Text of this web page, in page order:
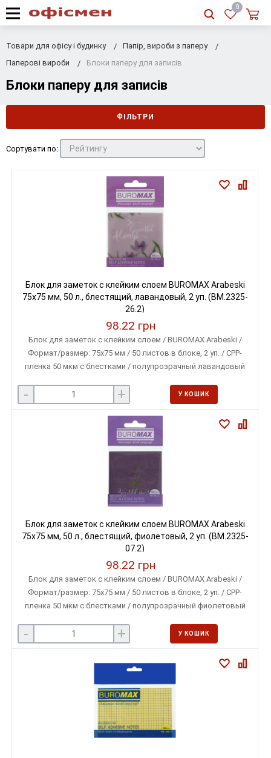
RU
0
Товари для офісу і будинку
Папір, вироби з паперу
Паперові вироби
Блоки паперу для записів
Блоки паперу для записів
ФІЛЬТРИ
Сортувати по:
Блок для заметок с клейким слоем BUROMAX Arabeski
75х75 мм, 50 л., блестящий, лавандовый, 2 уп. (BM.2325-
26.2)
98.22 грн
Блок для заметок с клейким слоем / BUROMAX Arabeski /
Формат/размер: 75х75 мм / 50 листов в блоке, 2 уп. / CPP-
пленка 50 мкм с блестками / полупрозрачный лавандовый
декоративных пометок
- + У КОШИК
Блок для заметок с клейким слоем BUROMAX Arabeski
75х75 мм, 50 л., блестящий, фиолетовый, 2 уп. (BM.2325-
07.2)
98.22 грн
Блок для заметок с клейким слоем / BUROMAX Arabeski /
Формат/размер: 75х75 мм / 50 листов в блоке, 2 уп. / CPP-
пленка 50 мкм с блестками / полупрозрачный фиолетовый
декоративных пометок
- + У КОШИК